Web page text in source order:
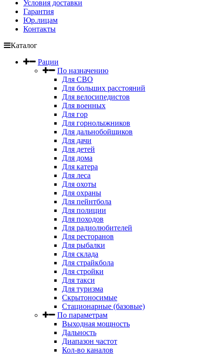
Условия доставки
Гарантия
Юр.лицам
Контакты
Каталог
Рации
По назначению
Для СВО
Для больших расстояний
Для велосипедистов
Для военных
Для гор
Для горнолыжников
Для дальнобойщиков
Для дачи
Для детей
Для дома
Для катера
Для леса
Для охоты
Для охраны
Для пейнтбола
Для полиции
Для походов
Для радиолюбителей
Для ресторанов
Для рыбалки
Для склада
Для страйкбола
Для стройки
Для такси
Для туризма
Скрытоносимые
Стационарные (базовые)
По параметрам
Выходная мощность
Дальность
Диапазон частот
Кол-во каналов